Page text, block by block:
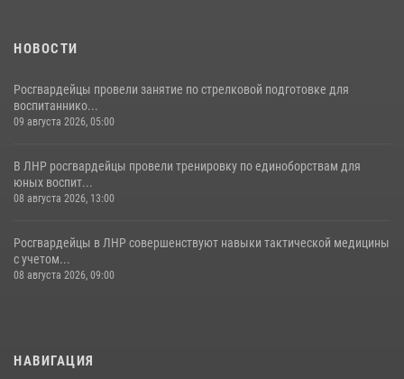
НОВОСТИ
Росгвардейцы провели занятие по стрелковой подготовке для
воспитаннико...
09 августа 2026, 05:00
В ЛНР росгвардейцы провели тренировку по единоборствам для
юных воспит...
08 августа 2026, 13:00
Росгвардейцы в ЛНР совершенствуют навыки тактической медицины
с учетом...
08 августа 2026, 09:00
НАВИГАЦИЯ